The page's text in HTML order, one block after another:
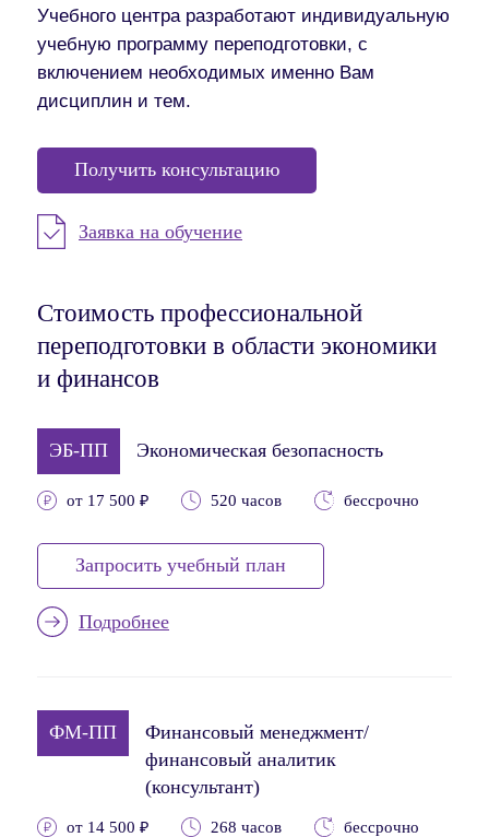
Учебного центра разработают индивидуальную
учебную программу переподготовки, с
включением необходимых именно Вам
дисциплин и тем.
Получить консультацию
Заявка на обучение
Стоимость профессиональной
переподготовки в области экономики
и финансов
ЭБ-ПП Экономическая безопасность
от 17 500 ₽ 520 часов бессрочно
Запросить учебный план
Подробнее
ФМ-ПП
Финансовый менеджмент/
финансовый аналитик
(консультант)
от 14 500 ₽ 268 часов бессрочно